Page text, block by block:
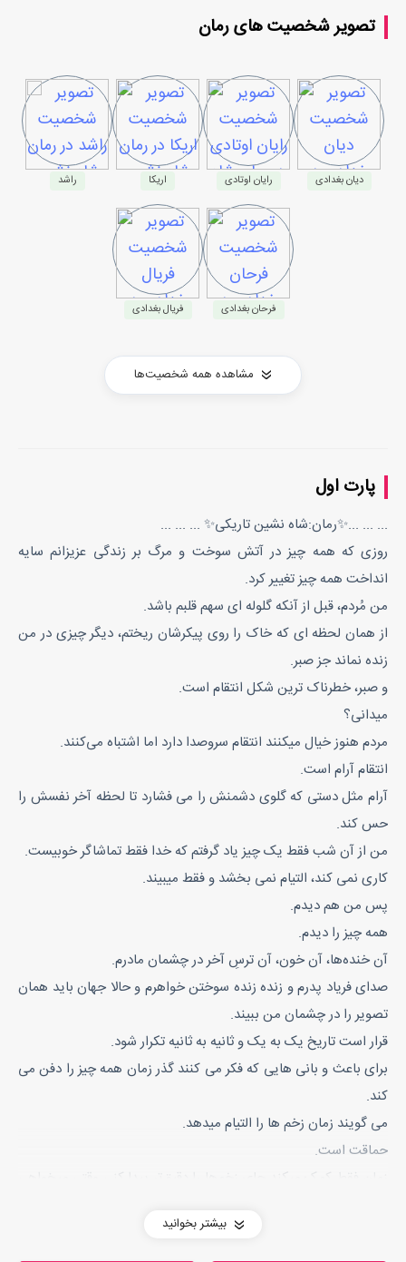
تصویر شخصیت های رمان
راشد اریکا رایان اوتادی دیان بغدادی
فریال بغدادی فرحان بغدادی
مشاهده همه شخصیت‌ها
پارت اول
... ... ...✨رمان:شاه نشین تاریکی✨ ... ... ...
روزی که همه چیز در آتش سوخت و مرگ بر زندگی‌ عزیزانم سایه
انداخت همه چیز تغییر کرد.
من مُردم، قبل از آنکه گلوله ای سهم قلبم باشد.
از همان لحظه ای که خاک را روی پیکرشان ریختم، دیگر چیزی در من
زنده نماند جز صبر.
و صبر، خطرناک ترین شکل انتقام است.
میدانی؟
مردم هنوز خیال میکنند انتقام سروصدا دارد اما اشتباه می‌کنند.
انتقام آرام است.
آرام مثل دستی که گلوی دشمنش را می فشارد تا لحظه آخر نفسش را
حس کند.
من از آن شب فقط یک چیز یاد گرفتم که خدا فقط تماشاگر خوبیست.
کاری نمی کند، التیام نمی بخشد و فقط میبیند.
پس من هم دیدم.
همه چیز را دیدم.
آن خنده‌ها، آن خون، آن ترسِ آخر در چشمان مادرم.
صدای فریاد پدرم و زنده زنده سوختن خواهرم و حالا جهان باید همان
تصویر را در چشمان من ببیند.
قرار است تاریخ یک به یک و ثانیه به ثانیه تکرار شود.
برای باعث و بانی هایی که فکر می کنند گذر زمان همه چیز را دفن می
کند.
می گویند زمان زخم ها را التیام میدهد.
حماقت است.
من از خاک برخواسته ام نه برای زندگی بلکه برای یادآوری.
بیشتر بخوانید